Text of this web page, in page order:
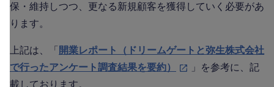
保・維持しつつ、更なる新規顧客を獲得していく必要があ
ります。
上記は、「 開業レポート（ドリームゲートと弥生株式会社
で行ったアンケート調査結果を要約）
」を参考に、記
載しております。